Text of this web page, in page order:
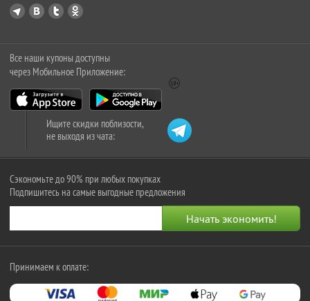
Все наши купоны доступны
через Мобильное Приложение:
Ищите скидки поблизости,
не выходя из чата:
Сэкономьте до 90% при любых покупках
Подпишитесь на самые выгодные предложения
Принимаем к оплате: